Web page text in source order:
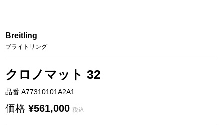
Breitling
ブライトリング
クロノマット 32
品番 A77310101A2A1
価格¥561,000